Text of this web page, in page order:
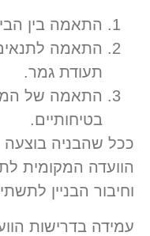
התאמה בין
התאמה
תעודת גמר.
התאמה של
בטיחותיים.
ככל שהבניה בוצעה
הוועדה המקומית
וחיבור הבניין
עמידה בדרישות